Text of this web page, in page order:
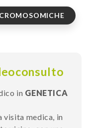
in GENETICA
medica, in